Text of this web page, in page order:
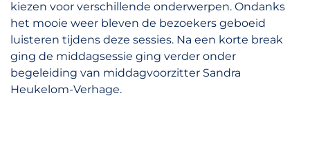
kiezen voor verschillende onderwerpen. Ondanks
het mooie weer bleven de bezoekers geboeid
luisteren tijdens deze sessies. Na een korte break
ging de middagsessie ging verder onder
begeleiding van middagvoorzitter Sandra
Heukelom-Verhage.